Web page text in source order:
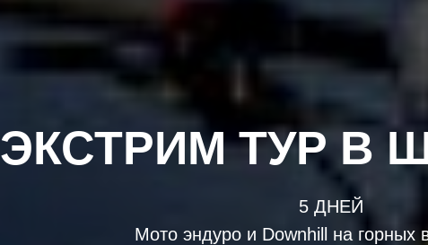
ЭКСТРИМ ТУР В
5 ДНЕЙ
Мото эндуро и Downhill на горных